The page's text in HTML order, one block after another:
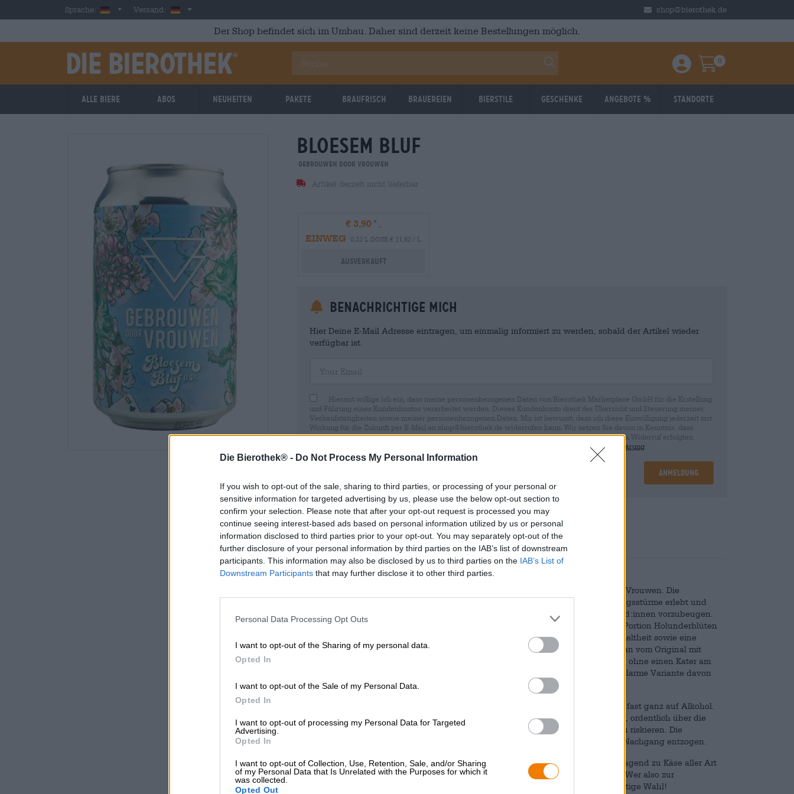
Die Bierothek® - Do Not Process My Personal Information
If you wish to opt-out of the sale, sharing to third parties, or processing of your personal or
sensitive information for targeted advertising by us, please use the below opt-out section to
confirm your selection. Please note that after your opt-out request is processed you may
continue seeing interest-based ads based on personal information utilized by us or personal
information disclosed to third parties prior to your opt-out. You may separately opt-out of the
further disclosure of your personal information by third parties on the IAB’s list of downstream
participants. This information may also be disclosed by us to third parties on the IAB’s List of
Downstream Participants that may further disclose it to other third parties.
Personal Data Processing Opt Outs
I want to opt-out of the Sharing of my personal data.
Opted In
I want to opt-out of the Sale of my Personal Data.
Opted In
I want to opt-out of processing my Personal Data for Targeted
Advertising.
Opted In
I want to opt-out of Collection, Use, Retention, Sale, and/or Sharing
of my Personal Data that Is Unrelated with the Purposes for which it
was collected.
Opted Out
Skip to main contentSprache: GermanVersand: Deutschland shop@bierothek.de
Der Shop befindet sich im Umbau. Daher sind derzeit keine Bestellungen möglich.
Einloggen / Anmelden
Warenkorb
0
Alle Biere Abos Neuheiten Pakete Braufrisch Brauereien Bierstile Geschenke Angebote % Standorte
bloesem bluf
Gebrouwen Door Vrouwen
Artikel derzeit nicht lieferbar
€ 3,90
EINWEG
0,33 L DOSE € 11,82 / L
Ausverkauft
Benachrichtige mich
Hier Deine E-Mail Adresse eintragen, um einmalig informiert zu werden, sobald der Artikel wieder
verfügbar ist.
Hiermit willige ich ein, dass meine personenbezogenen Daten von Bierothek Marketplace GmbH für die Erstellung
und Führung eines Kundenkontos verarbeitet werden. Dieses Kundenkonto dient der Übersicht und Steuerung meiner
Verkaufstätigkeiten sowie meiner personenbezogenen Daten. Mir ist bewusst, dass ich diese Einwilligung jederzeit mit
Wirkung für die Zukunft per E-Mail an shop@bierothek.de widerrufen kann. Wir setzen Sie davon in Kenntnis, dass
durch den Widerruf der Einwilligung die Rechtmäßigkeit der aufgrund der Einwilligung bis zum Widerruf erfolgten
Datenschutzerklärung
Anmeldung
* Preise inkl. gesetzlicher MwSt. zzgl.Versandkostenzzgl. Pfand€ 0,25
Beschreibung Infos Bewertungen(0)
ist eines der beliebtesten Biere aus dem Hause Gebrouwen Door Vrouwen. Die
Brauer:innen haben nach der Veröffentlichung ihres Blondes wahre Begeisterungsstürme erlebt und
müssen stets rechtzeitig für Nachschub sorgen, um Enttäuschung bei ihren Kund:innen vorzubeugen.
Das gefragte Gebräu ist der belgischen Braukunst entliehen und wird mit einer Portion Holunderblüten
in den kulinarischen Olymp gehoben. Es zeichnet sich durch seine florale Verspieltheit sowie eine
fruchtige Frische aus, die zu jeder Jahreszeit für Frühlingsgefühle sorgt. Weil man vom Original mit
seinen kräftigen 6,2 % Alkoholgehalt nur eine begrenzte Anzahl genießen kann, ohne einen Kater am
nächsten Tag zu riskieren, haben sich die findigen Brauerinnen nun eine alkoholarme Variante davon
ausgedacht.
Bloesem Bluf liefert den vollen Zauber von Bloesem Blond, verzichtet dabei aber fast ganz auf Alkohol.
Der Alkoholgehalt ist auf zahme 0,5 % heruntergeschraubt und erlaubt es einem, ordentlich über die
Stränge zu schlagen, ohne dabei Konsequenzen für den darauffolgenden Tag zu riskieren. Die
alkoholarme Version wird wie das Original gebraut, der Alkohol wird ihr erst im Nachgang entzogen.
Das federleichte Braustück passt aufgrund seiner blumigen Fruchtigkeit hervorragend zu Käse aller Art
und macht ein einfaches Käsebrot mit Butter zum exquisiten Fest für alle Sinne. Wer also zur
mittäglichen Stulle ein Bierchen genießen möchte, trifft mit Bloesem Bluf die richtige Wahl!